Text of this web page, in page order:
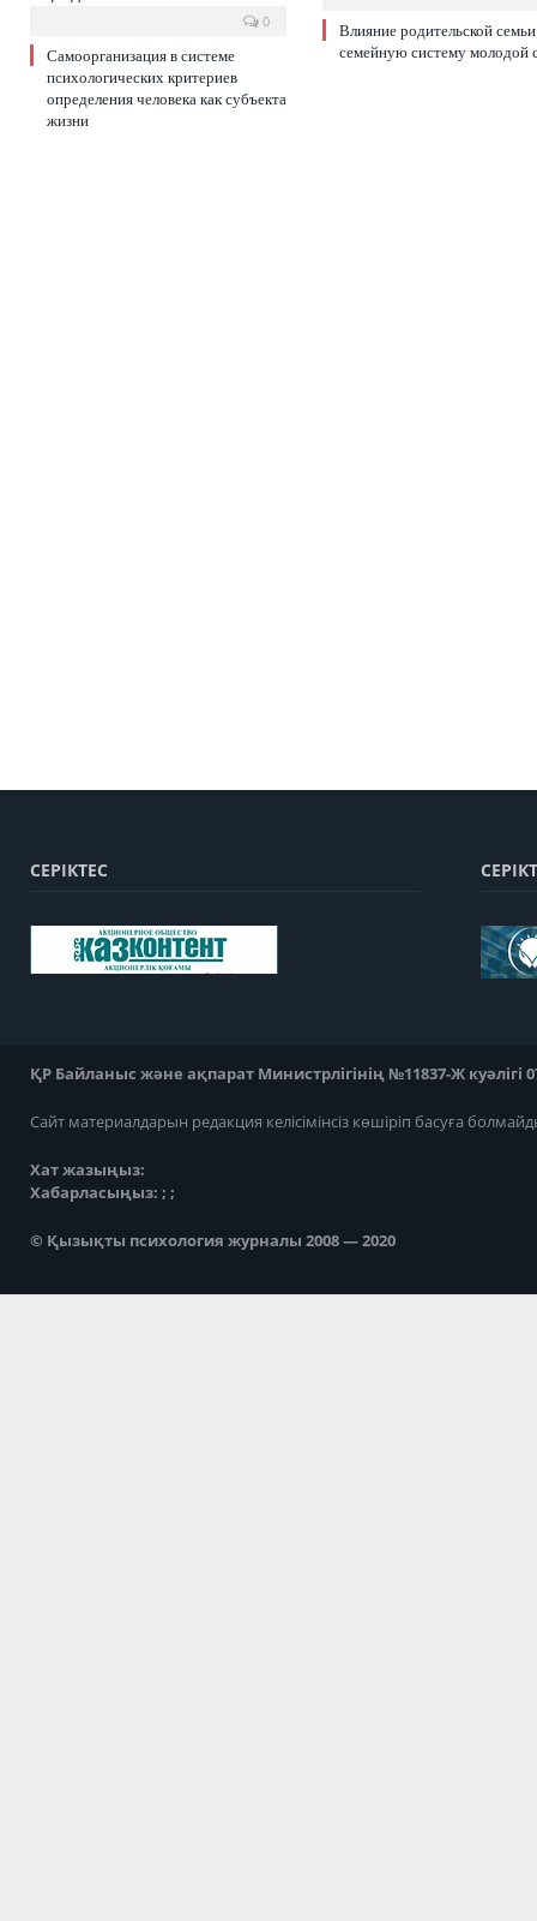
0
Самоорганизация в системе
психологических критериев
определения человека как субъекта
жизни
Влияние родительской
семейную систему молодой
СЕРІКТЕС
ҚР Байланыс және ақпарат Министрлігінің №11837-Ж куәлігі
Сайт материалдарын редакция келісімінсіз көшіріп басуға
Хат жазыңыз:
Хабарласыңыз: ; ;
© Қызықты психология журналы 2008 — 2020